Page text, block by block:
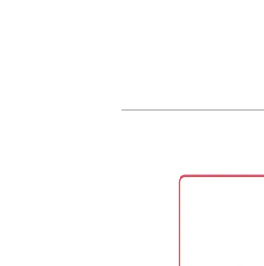
今回ミラーパウダ
きらっと光るミラ
マットトップ